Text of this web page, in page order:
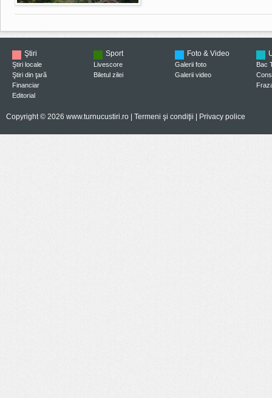
Ştiri
Ştiri locale
Ştiri din ţară
Financiar
Editorial
Sport
Livescore
Biletul zilei
Foto & Video
Galerii foto
Galerii video
Bac
Copyright © 2026 www.turnucustiri.ro | Termeni şi condiţii Privacy police